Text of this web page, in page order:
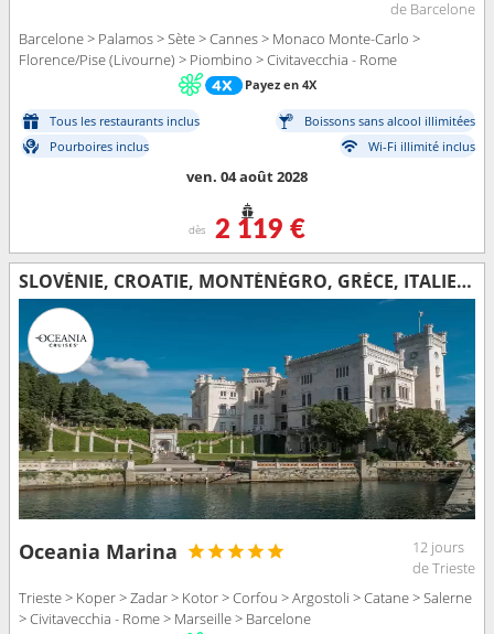
de Barcelone
Barcelone > Palamos > Sète > Cannes > Monaco Monte-Carlo >
Florence/Pise (Livourne) > Piombino > Civitavecchia - Rome
Payez en 4X
Tous les restaurants inclus
Boissons sans alcool illimitées
Pourboires inclus
Wi-Fi illimité inclus
ven. 04 août 2028
dès 2 119 €
SLOVÉNIE, CROATIE, MONTÉNÉGRO, GRÈCE, ITALIE, FRANCE, ESPAGNE
Oceania Marina
12 jours
de Trieste
Trieste > Koper > Zadar > Kotor > Corfou > Argostoli > Catane > Salerne
> Civitavecchia - Rome > Marseille > Barcelone